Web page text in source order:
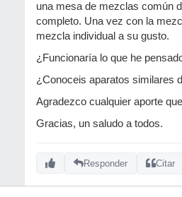
una mesa de mezclas común
completo. Una vez con la
mezcla individual a su gusto.
¿Funcionaría lo que he
¿Conoceis aparatos similares
Agradezco cualquier aporte
Gracias, un saludo a todos.
Responder Citar